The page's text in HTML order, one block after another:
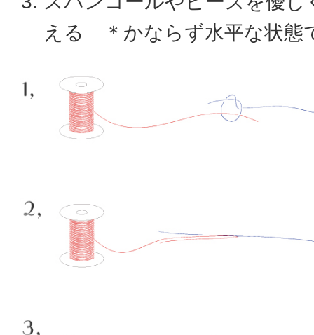
える ＊かならず水平な状態